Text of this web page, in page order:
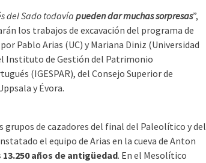
del Sado todavíapueden dar muchas sorpresas”,
los trabajos de excavación del programa de
Pablo Arias (UC) y Mariana Diniz (Universidad
Instituto de Gestión del Patrimonio
(IGESPAR), del Consejo Superior de
y Évora.
de cazadores del final del Paleolítico y del
el equipo de Arias en la cueva de Anton
años de antigüedad. En el Mesolítico